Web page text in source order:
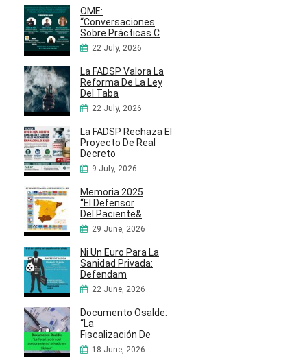
OME:
“Conversaciones
Sobre Prácticas C
22 July, 2026
La FADSP Valora La
Reforma De La Ley
Del Taba
22 July, 2026
La FADSP Rechaza El
Proyecto De Real
Decreto
9 July, 2026
Memoria 2025
“El Defensor
Del Paciente&
29 June, 2026
Ni Un Euro Para La
Sanidad Privada:
Defendam
22 June, 2026
Documento Osalde:
“La
Fiscalización De
18 June, 2026